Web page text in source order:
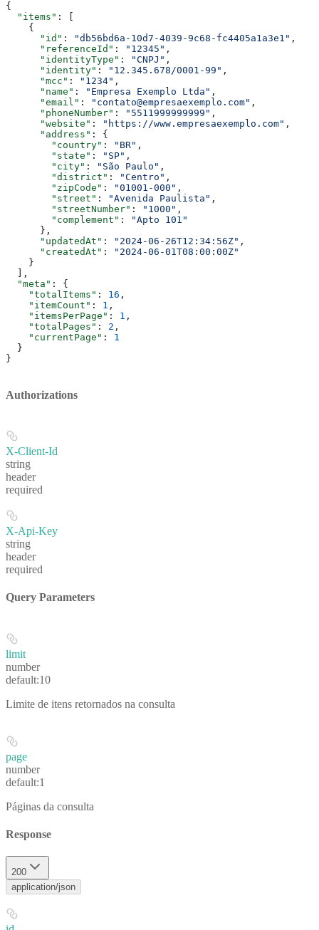
{
  "items"
: [
    {
      "id"
: "db56bd6a-10d7-4039-9c68-fc4405a1a3e1" ,
      "referenceId"
: "12345" ,
      "identityType"
: "CNPJ" ,
      "identity"
: "12.345.678/0001-99" ,
      "mcc"
: "1234" ,
      "name"
: "Empresa Exemplo Ltda" ,
      "email"
: "contato@empresaexemplo.com" ,
      "phoneNumber"
: "5511999999999" ,
      "website"
: "https://www.empresaexemplo.com" ,
      "address"
: {
        "country"
: "BR" ,
        "state"
: "SP" ,
        "city"
: "São Paulo" ,
        "district"
: "Centro" ,
        "zipCode"
: "01001-000" ,
        "street"
: "Avenida Paulista" ,
        "streetNumber"
: "1000" ,
        "complement"
:
"Apto 101"
      },
      "updatedAt"
: "2024-06-26T12:34:56Z" ,
      "createdAt"
:
"2024-06-01T08:00:00Z"
    }
  ],
  "meta"
: {
    "totalItems"
: 16 ,
    "itemCount"
: 1 ,
    "itemsPerPage"
: 1 ,
    "totalPages"
: 2 ,
    "currentPage"
: 1
  }
}
Authorizations
X-Client-Id
string
header
required
X-Api-Key
string
header
required
Query Parameters
limit
number
default:10
Limite de itens retornados na consulta
page
number
default:1
Páginas da consulta
Response
200
application/json